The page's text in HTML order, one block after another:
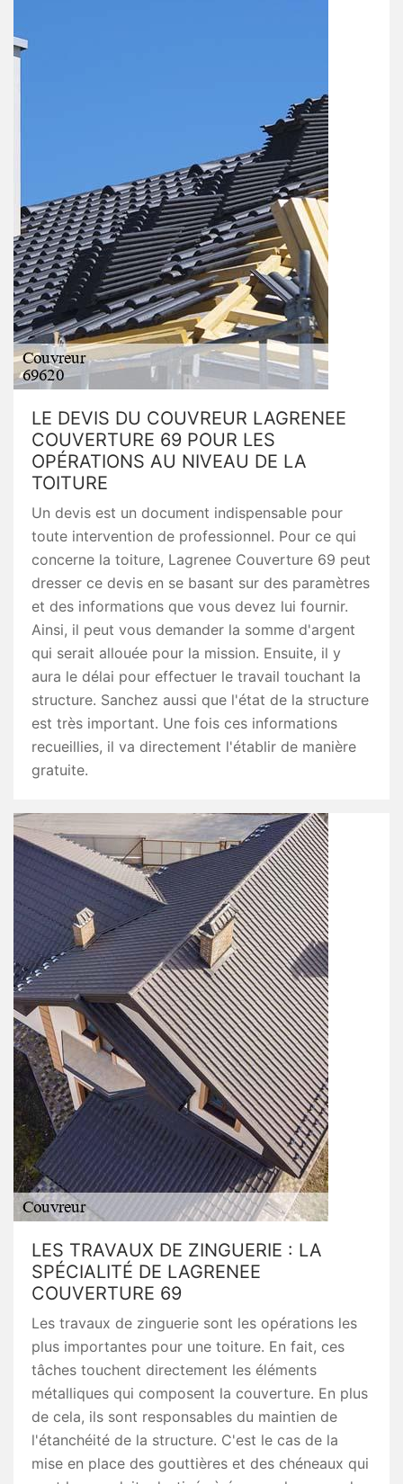
LE DEVIS DU COUVREUR LAGRENEE
COUVERTURE 69 POUR LES
OPÉRATIONS AU NIVEAU DE LA
TOITURE
Un devis est un document indispensable pour
toute intervention de professionnel. Pour ce qui
concerne la toiture, Lagrenee Couverture 69 peut
dresser ce devis en se basant sur des paramètres
et des informations que vous devez lui fournir.
Ainsi, il peut vous demander la somme d'argent
qui serait allouée pour la mission. Ensuite, il y
aura le délai pour effectuer le travail touchant la
structure. Sanchez aussi que l'état de la structure
est très important. Une fois ces informations
recueillies, il va directement l'établir de manière
gratuite.
LES TRAVAUX DE ZINGUERIE : LA
SPÉCIALITÉ DE LAGRENEE
COUVERTURE 69
Les travaux de zinguerie sont les opérations les
plus importantes pour une toiture. En fait, ces
tâches touchent directement les éléments
métalliques qui composent la couverture. En plus
de cela, ils sont responsables du maintien de
l'étanchéité de la structure. C'est le cas de la
mise en place des gouttières et des chéneaux qui